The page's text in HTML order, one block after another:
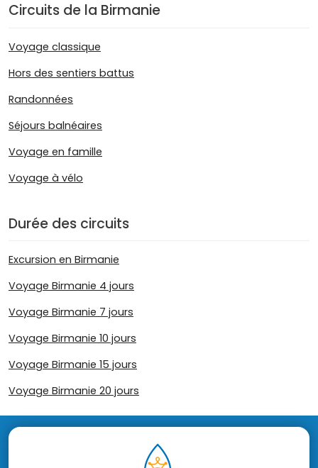
Circuits de la Birmanie
Voyage classique
Hors des sentiers battus
Randonnées
Séjours balnéaires
Voyage en famille
Voyage à vélo
Durée des circuits
Excursion en Birmanie
Voyage Birmanie 4 jours
Voyage Birmanie 7 jours
Voyage Birmanie 10 jours
Voyage Birmanie 15 jours
Voyage Birmanie 20 jours